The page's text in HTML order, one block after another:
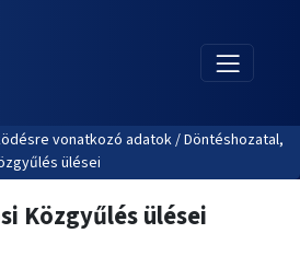
vonatkozó adatok / Döntéshozatal,
ülései
Közgyűlés ülései